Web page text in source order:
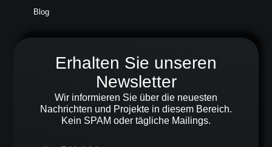
Blog
Erhalten Sie unseren
Newsletter
Wir informieren Sie über die neuesten
Nachrichten und Projekte in diesem Bereich.
Kein SPAM oder tägliche Mailings.